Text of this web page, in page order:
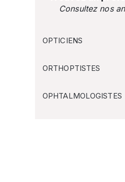
Consultez nos
OPTICIENS
ORTHOPTISTES
OPHTALMOLOGISTES